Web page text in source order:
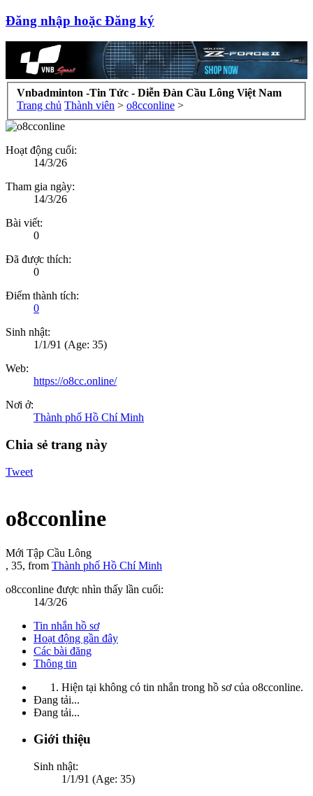
Đăng nhập hoặc Đăng ký
Vnbadminton -Tin Tức - Diễn Đàn Cầu Lông Việt Nam
Trang chủ Thành viên > o8cconline >
Hoạt động cuối:
14/3/26
Tham gia ngày:
14/3/26
Bài viết:
0
Đã được thích:
0
Điểm thành tích:
0
Sinh nhật:
1/1/91 (Age: 35)
Web:
https://o8cc.online/
Nơi ở:
Thành phố Hồ Chí Minh
Chia sẻ trang này
Tweet
o8cconline
Mới Tập Cầu Lông
, 35, from Thành phố Hồ Chí Minh
o8cconline được nhìn thấy lần cuối:
14/3/26
Tin nhắn hồ sơ
Hoạt động gần đây
Các bài đăng
Thông tin
Hiện tại không có tin nhắn trong hồ sơ của o8cconline.
Đang tải...
Đang tải...
Giới thiệu
Sinh nhật:
1/1/91 (Age: 35)